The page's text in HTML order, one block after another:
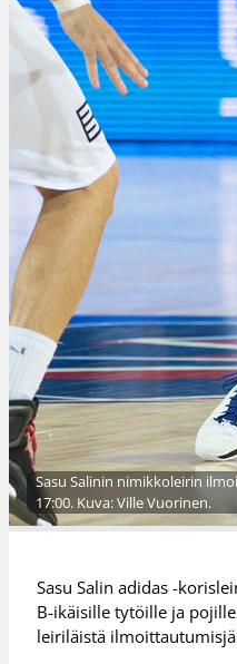
Sasu Salinin nimikkoleirin
17:00. Kuva: Ville Vuorinen.
Sasu Salin adidas -
B-ikäisille tytöille ja
leiriläistä